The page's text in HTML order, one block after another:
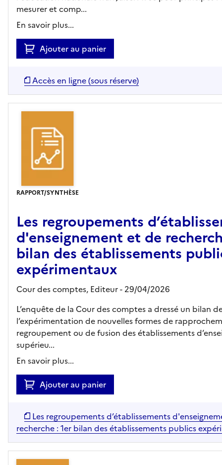
mesurer et comp...
En savoir plus...
Ajouter au panier
Accès en ligne (sous réserve)
RAPPORT/SYNTHÈSE
Les regroupements
d'enseignement et de
bilan des établissements
expérimentaux
Cour des comptes, Editeur- 29/04/2026
L’enquête de la Cour des comptes a dressé un bilan
l’expérimentation de nouvelles formes de
regroupement ou de fusion des établissements
supérieu...
En savoir plus...
Ajouter au panier
Les regroupements d’établissements
recherche : 1er bilan des établissements publics